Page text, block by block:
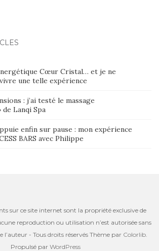
Cœur Cristal… et je ne
une telle expérience
: j’ai testé le massage
de Lanqi Spa
enfin sur pause : mon expérience
BARS avec Philippe
sur ce site internet sont la propriété exclusive de
reproduction ou utilisation n’est autorisée sans
l’auteur - Tous droits réservés Thème par Colorlib.
Propulsé par WordPress